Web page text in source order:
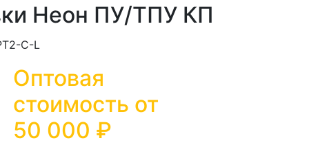
Неон ПУ/ТПУ КП
C-L
Оптовая
стоимость от
50 000 ₽